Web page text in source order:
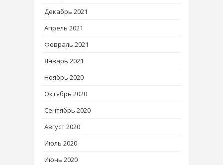
Декабрь 2021
Апрель 2021
Февраль 2021
Январь 2021
Ноябрь 2020
Октябрь 2020
Сентябрь 2020
Август 2020
Июль 2020
Июнь 2020